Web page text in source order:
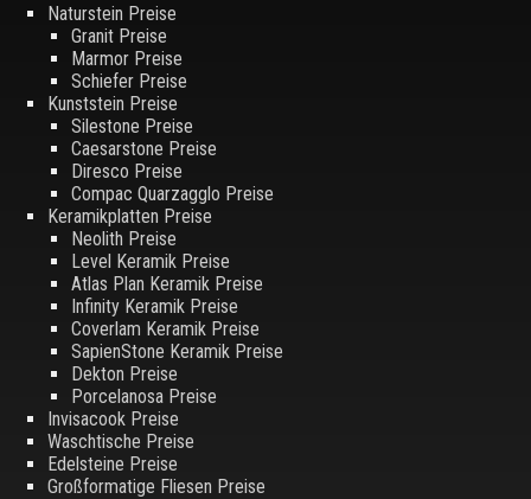
Naturstein Preise
Granit Preise
Marmor Preise
Schiefer Preise
Kunststein Preise
Silestone Preise
Caesarstone Preise
Diresco Preise
Compac Quarzagglo Preise
Keramikplatten Preise
Neolith Preise
Level Keramik Preise
Atlas Plan Keramik Preise
Infinity Keramik Preise
Coverlam Keramik Preise
SapienStone Keramik Preise
Dekton Preise
Porcelanosa Preise
Invisacook Preise
Waschtische Preise
Edelsteine Preise
Großformatige Fliesen Preise